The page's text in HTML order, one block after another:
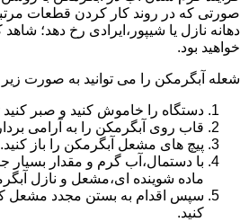
صورتی که در روند کار کردن قطعات
دهانه نازل یا شیپور،ایرادی رخ دهد؛
خواهید بود.
شعله آبگرمکن را می توانید به صورت زیر
دستگاه را خاموش کنید و صبر کنید
قاب روی آبگرمکن را به آرامی
پیچ های مشعل آبگرمکن را باز کنید.
با دستمال،آب گرم و مقدار بسیار
ماده شوینده ای،مشعل و نازل
سپس اقدام به بستن مجدد مشعل
کنید.